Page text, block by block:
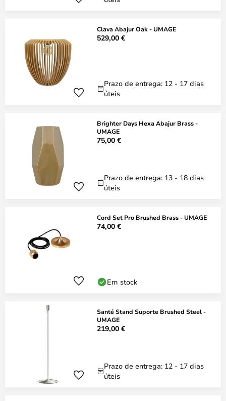
Clava Abajur Oak - UMAGE
529,00 €
Prazo de entrega: 12 - 17 dias
úteis
Brighter Days Hexa Abajur Brass -
UMAGE
75,00 €
Prazo de entrega: 13 - 18 dias
úteis
Cord Set Pro Brushed Brass - UMAGE
74,00 €
Em stock
Santé Stand Suporte Brushed Steel -
UMAGE
219,00 €
Prazo de entrega: 12 - 17 dias
úteis